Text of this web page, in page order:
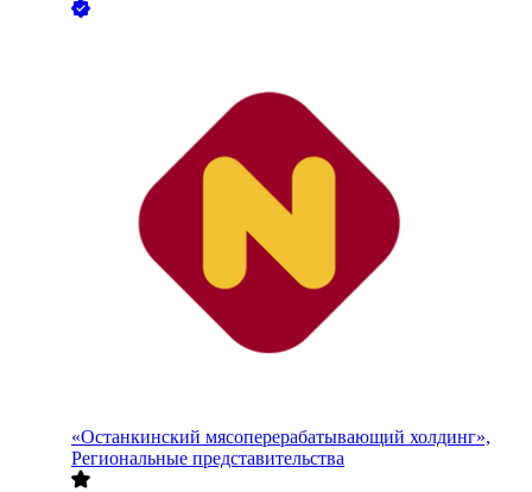
«Останкинский мясоперерабатывающий холдинг»,
Региональные представительства